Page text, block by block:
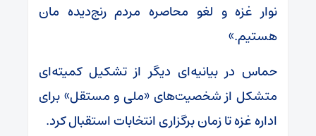
نوار غزه و لغو محاصره مردم رنج‌دیده مان
هستیم.»
حماس در بیانیه‌ای دیگر از تشکیل کمیته‌ای
متشکل از شخصیت‌های «ملی و مستقل» برای
اداره غزه تا زمان برگزاری انتخابات استقبال کرد.